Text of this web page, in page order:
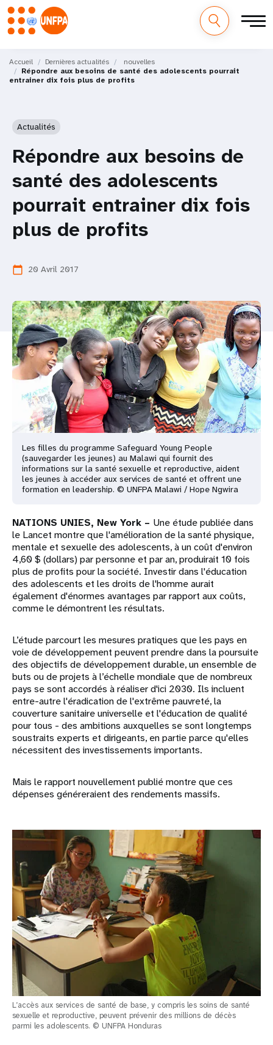
au
contenu
principal
M
a
Accueil Dernières actualités
nouvelles
Répondre aux besoins de santé des adolescents pourrait
entrainer dix fois plus de profits
Actualités
Répondre aux besoins de
santé des adolescents
pourrait entrainer dix fois
plus de profits
calendar_today 20 Avril 2017
Les filles du programme Safeguard Young People
(sauvegarder les jeunes) au Malawi qui fournit des
informations sur la santé sexuelle et reproductive, aident
les jeunes à accéder aux services de santé et offrent une
formation en leadership. © UNFPA Malawi / Hope Ngwira
NATIONS UNIES, New York – Une étude publiée dans
le Lancet montre que l'amélioration de la santé physique,
mentale et sexuelle des adolescents, à un coût d'environ
4,60 $ (dollars) par personne et par an, produirait 10 fois
plus de profits pour la société. Investir dans l'éducation
des adolescents et les droits de l'homme aurait
également d'énormes avantages par rapport aux coûts,
comme le démontrent les résultats.
L’étude parcourt les mesures pratiques que les pays en
voie de développement peuvent prendre dans la poursuite
des objectifs de développement durable, un ensemble de
buts ou de projets à l’échelle mondiale que de nombreux
pays se sont accordés à réaliser d'ici 2030. Ils incluent
entre-autre l'éradication de l'extrême pauvreté, la
couverture sanitaire universelle et l'éducation de qualité
pour tous - des ambitions auxquelles se sont longtemps
soustraits experts et dirigeants, en partie parce qu'elles
nécessitent des investissements importants.
Mais le rapport nouvellement publié montre que ces
dépenses généreraient des rendements massifs.
L’accès aux services de santé de base, y compris les soins de santé
sexuelle et reproductive, peuvent prévenir des millions de décès
parmi les adolescents. © UNFPA Honduras